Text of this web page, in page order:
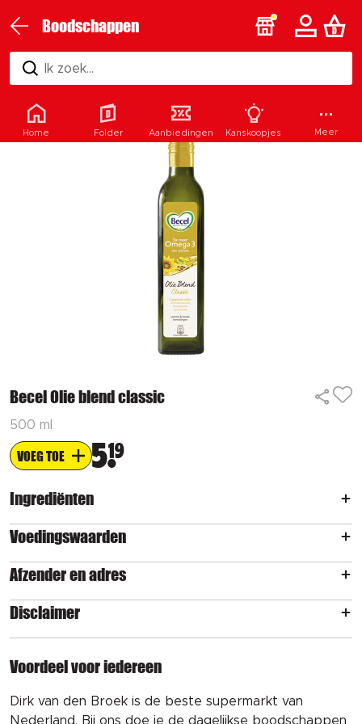
Boodschappen
Ik zoek...
Becel Olie blend classic
500 ml
VOEG TOE 519
Ingrediënten
Voedingswaarden
Afzender en adres
Disclaimer
Voordeel voor iedereen
Dirk van den Broek is de beste supermarkt van
Nederland. Bij ons doe je de dagelijkse boodschappen
Home Folder Aanbiedingen Kanskoopjes Meer